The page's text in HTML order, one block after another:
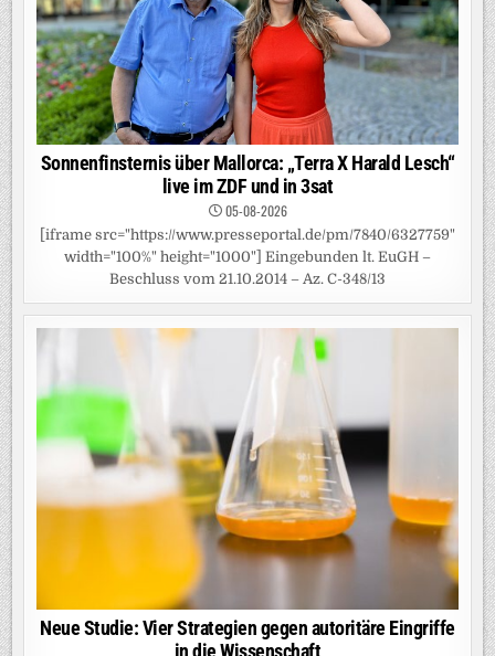
Sonnenfinsternis über Mallorca: „Terra X Harald Lesch“
live im ZDF und in 3sat
05-08-2026
[iframe src="https://www.presseportal.de/pm/7840/6327759"
width="100%" height="1000"] Eingebunden lt. EuGH –
Beschluss vom 21.10.2014 – Az. C-348/13
Neue Studie: Vier Strategien gegen autoritäre Eingriffe
in die Wissenschaft